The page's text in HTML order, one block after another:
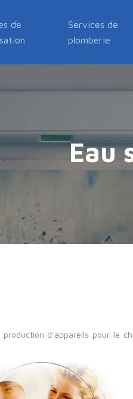
de
Services de
plomberie
Eau
d’appareils pour le